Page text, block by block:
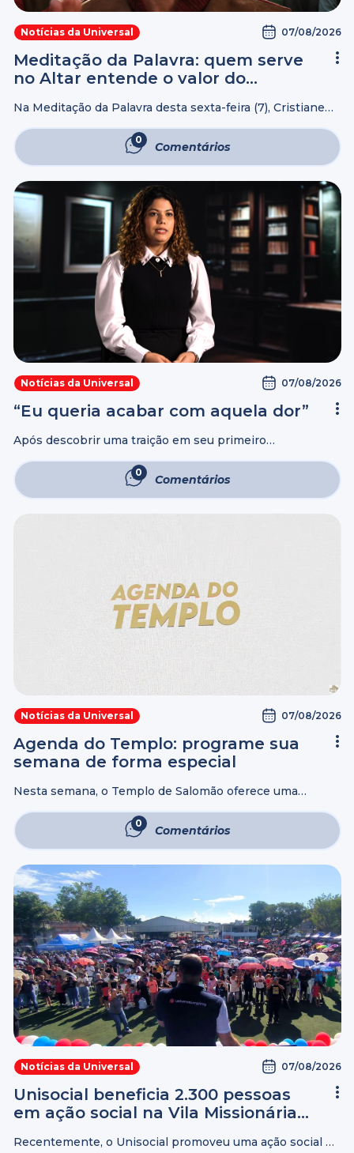
Notícias da Universal 07/08/2026
Meditação da Palavra: quem serve
no Altar entende o valor do
Na Meditação da Palavra desta sexta-feira (7), Cristiane
Ao abordar a reorganização de Jerusalém após a
reconstrução dos muros, ela ...
0 Comentários
Notícias da Universal 07/08/2026
“Eu queria acabar com aquela dor”
Após descobrir uma traição em seu primeiro
por depressão, medo, insegurança e um profundo vazio
interior. Na tentativa de preencher essa dor, aproximou-
0 Comentários
Notícias da Universal 07/08/2026
Agenda do Templo: programe sua
semana de forma especial
Nesta semana, o Templo de Salomão oferece uma
fortalecimento da fé, ao aprendizado da Palavra de Deus
e à comunhão entre as famílias. Além ...
0 Comentários
Notícias da Universal 07/08/2026
Unisocial beneficia 2.300 pessoas
em ação social na Vila Missionária
Recentemente, o Unisocial promoveu uma ação social na